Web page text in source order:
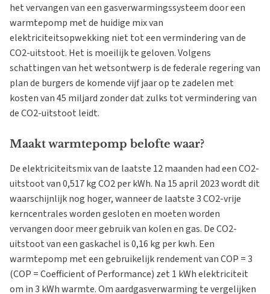
het vervangen van een gasverwarmingssysteem door een
warmtepomp met de huidige mix van
elektriciteitsopwekking niet tot een vermindering van de
CO2-uitstoot. Het is moeilijk te geloven. Volgens
schattingen van het wetsontwerp is de federale regering van
plan de burgers de komende vijf jaar op te zadelen met
kosten van 45 miljard zonder dat zulks tot vermindering van
de CO2-uitstoot leidt.
Maakt warmtepomp belofte waar?
De elektriciteitsmix van de laatste 12 maanden had een CO2-
uitstoot van 0,517 kg CO2 per kWh. Na 15 april 2023 wordt dit
waarschijnlijk nog hoger, wanneer de laatste 3 CO2-vrije
kerncentrales worden gesloten en moeten worden
vervangen door meer gebruik van kolen en gas. De CO2-
uitstoot van een gaskachel is 0,16 kg per kwh. Een
warmtepomp met een gebruikelijk rendement van COP = 3
(COP = Coefficient of Performance) zet 1 kWh elektriciteit
om in 3 kWh warmte. Om aardgasverwarming te vergelijken